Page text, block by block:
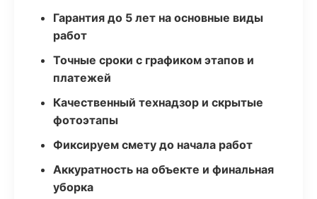
Гарантия до 5 лет на основные виды
работ
Точные сроки с графиком этапов и
платежей
Качественный технадзор и скрытые
фотоэтапы
Фиксируем смету до начала работ
Аккуратность на объекте и финальная
уборка